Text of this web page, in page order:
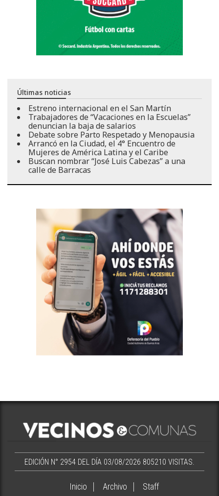
Últimas noticias
Estreno internacional en el San Martín
Trabajadores de “Vacaciones en la Escuelas”
denuncian la baja de salarios
Debate sobre Parto Respetado y Menopausia
Arrancó en la Ciudad, el 4° Encuentro de
Mujeres de América Latina y el Caribe
Buscan nombrar “José Luis Cabezas” a una
calle de Barracas
EDICIÓN N° 2954 DEL DÍA 03/08/2026 805210 VISITAS.
Inicio Archivo Staff